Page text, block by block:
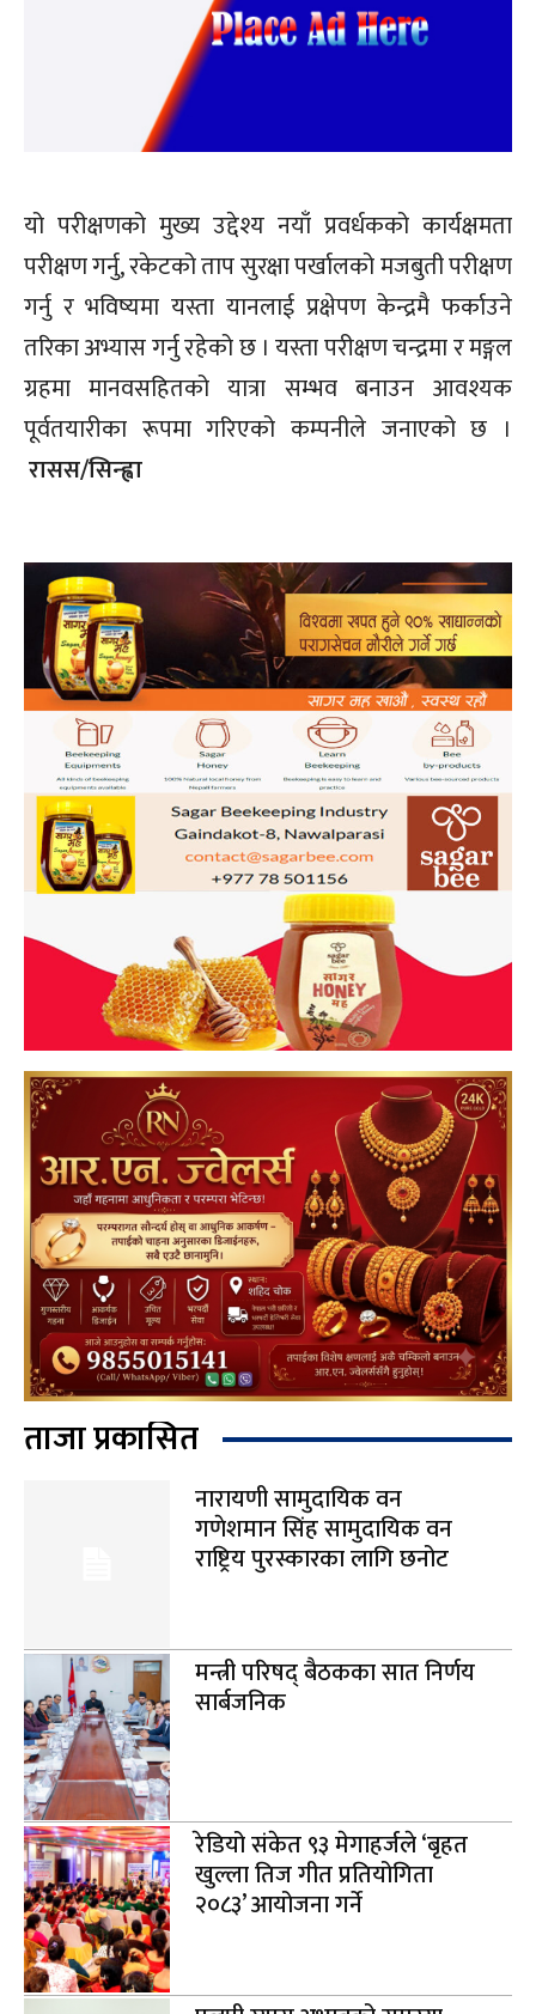
यो परीक्षणको मुख्य उद्देश्य नयाँ प्रवर्धकको कार्यक्षमता
परीक्षण गर्नु, रकेटको ताप सुरक्षा पर्खालको मजबुती परीक्षण
गर्नु र भविष्यमा यस्ता यानलाई प्रक्षेपण केन्द्रमै फर्काउने
तरिका अभ्यास गर्नु रहेको छ । यस्ता परीक्षण चन्द्रमा र मङ्गल
ग्रहमा मानवसहितको यात्रा सम्भव बनाउन आवश्यक
पूर्वतयारीका रूपमा गरिएको कम्पनीले जनाएको छ ।
रासस/सिन्ह्वा
ताजा प्रकासित
नारायणी सामुदायिक वन
गणेशमान सिंह सामुदायिक वन
राष्ट्रिय पुरस्कारका लागि छनोट
मन्त्री परिषद् बैठकका सात निर्णय
सार्बजनिक
रेडियो संकेत ९३ मेगाहर्जले ‘बृहत
खुल्ला तिज गीत प्रतियोगिता
२०८३’ आयोजना गर्ने